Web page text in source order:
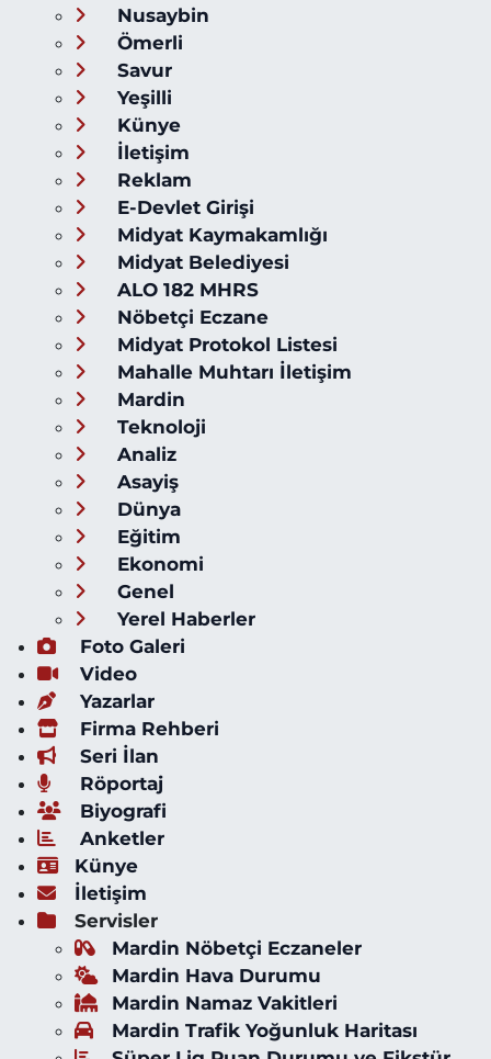
Nusaybin
Ömerli
Savur
Yeşilli
Künye
İletişim
Reklam
E-Devlet Girişi
Midyat Kaymakamlığı
Midyat Belediyesi
ALO 182 MHRS
Nöbetçi Eczane
Midyat Protokol Listesi
Mahalle Muhtarı İletişim
Mardin
Teknoloji
Analiz
Asayiş
Dünya
Eğitim
Ekonomi
Genel
Yerel Haberler
Foto Galeri
Video
Yazarlar
Firma Rehberi
Seri İlan
Röportaj
Biyografi
Anketler
Künye
İletişim
Servisler
Mardin Nöbetçi Eczaneler
Mardin Hava Durumu
Mardin Namaz Vakitleri
Mardin Trafik Yoğunluk Haritası